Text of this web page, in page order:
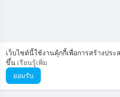
เว็บไซต์นี้ใช้งานคุ้กกี้เพื่อการสร้างปร
ขึ้น เรียนรู้เพิ่ม
ยอมรับ